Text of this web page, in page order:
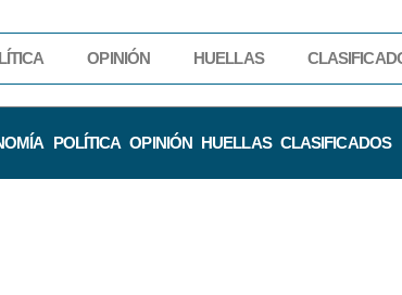
OPINIÓN HUELLAS
POLÍTICA OPINIÓN HUELLAS CLASIFICADOS